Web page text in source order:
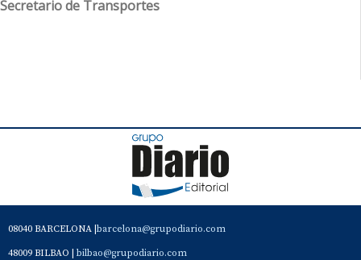
Secretario de Transportes
08040 BARCELONA | barcelona@grupodiario.com
48009 BILBAO | bilbao@grupodiario.com